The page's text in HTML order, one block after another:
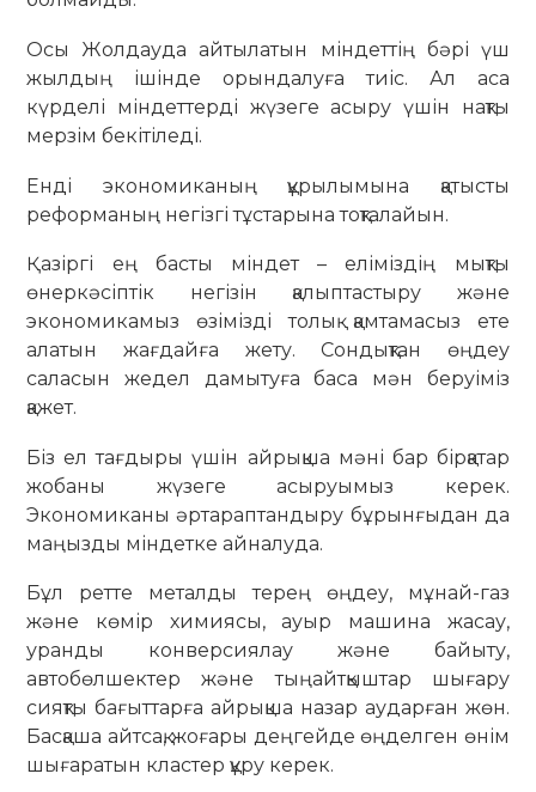
Осы Жолдауда айтылатын міндеттің бәрі үш
жылдың ішінде орындалуға тиіс. Ал аса
күрделі міндеттерді жүзеге асыру үшін нақты
мерзім бекітіледі.
Енді экономиканың құрылымына қатысты
реформаның негізгі тұстарына тоқталайын.
Қазіргі ең басты міндет – еліміздің мықты
өнеркәсіптік негізін қалыптастыру және
экономикамыз өзімізді толық қамтамасыз ете
алатын жағдайға жету. Сондықтан өңдеу
саласын жедел дамытуға баса мән беруіміз
қажет.
Біз ел тағдыры үшін айрықша мәні бар бірқатар
жобаны жүзеге асыруымыз керек.
Экономиканы әртараптандыру бұрынғыдан да
маңызды міндетке айналуда.
Бұл ретте металды терең өңдеу, мұнай-газ
және көмір химиясы, ауыр машина жасау,
уранды конверсиялау және байыту,
автобөлшектер және тыңайтқыштар шығару
сияқты бағыттарға айрықша назар аударған жөн.
Басқаша айтсақ, жоғары деңгейде өңделген өнім
шығаратын кластер құру керек.